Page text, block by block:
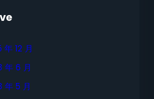
年 12 月
年 6 月
年 5 月